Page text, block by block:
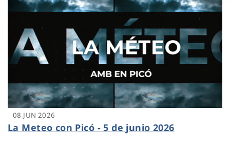
08 JUN 2026
La Meteo con Picó - 5 de junio 2026